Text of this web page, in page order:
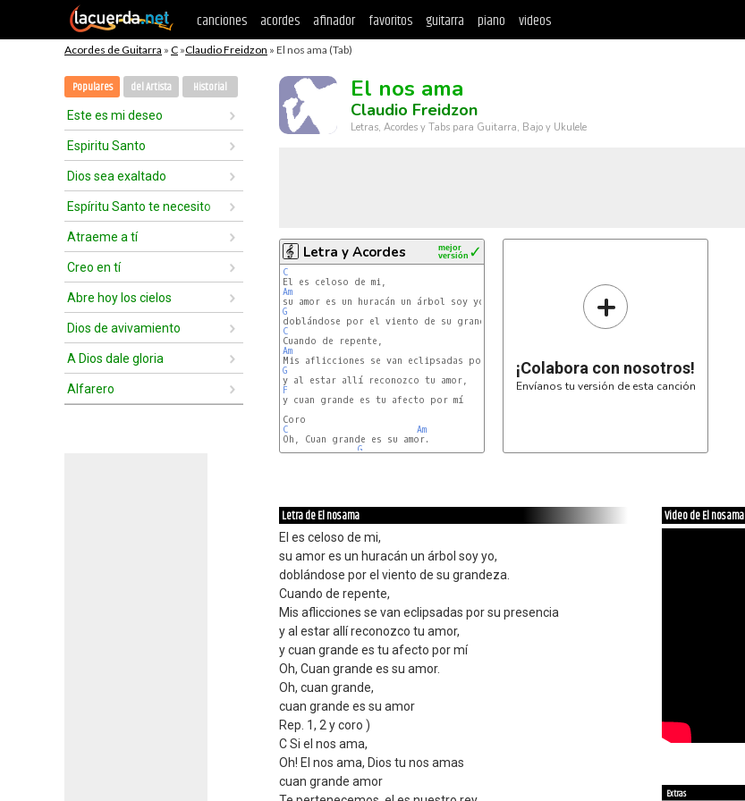
canciones acordes afinador favoritos guitarra piano videos
Acordes de Guitarra » C »Claudio Freidzon » El nos ama (Tab)
Populares del Artista Historial
Este es mi deseo
Espiritu Santo
Dios sea exaltado
Espíritu Santo te necesito
Atraeme a tí
Creo en tí
Abre hoy los cielos
Dios de avivamiento
A Dios dale gloria
Alfarero
El nos ama
Claudio Freidzon
Letras, Acordes y Tabs para Guitarra, Bajo y Ukulele
Letra y Acordes ✓
mejor
versión
C
Am
G
C
Am
G
F
C
Am
Oh, Cuan grande es su amor.
G
+
¡Colabora con nosotros!
Envíanos tu versión de esta canción
Letra de El nos ama
El es celoso de mi,
su amor es un huracán un árbol soy yo,
doblándose por el viento de su grandeza.
Cuando de repente,
Mis aflicciones se van eclipsadas por su presencia
y al estar allí reconozco tu amor,
y cuan grande es tu afecto por mí
Oh, Cuan grande es su amor.
Oh, cuan grande,
cuan grande es su amor
Rep. 1, 2 y coro )
C Si el nos ama,
Oh! El nos ama, Dios tu nos amas
cuan grande amor
Video de El nos ama
Extras